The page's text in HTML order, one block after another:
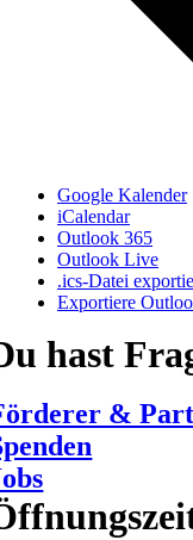
Google Kalender
iCalendar
Outlook 365
Outlook Live
.ics-Datei
Exportiere
hast
&